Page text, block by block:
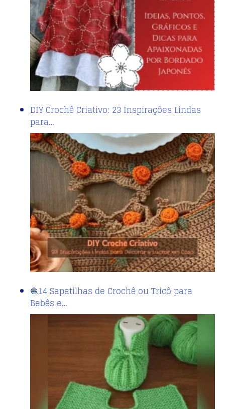
DIY Crochê Criativo: 23 Inspirações Lindas
para…
🧶14 Sapatilhas de Crochê ou Tricô para
Bebês e…